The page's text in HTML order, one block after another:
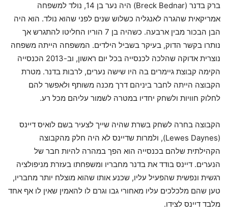
ברק בדנר (Breck Bednar) היה נער בן 14, נולד למשפחה
אמריקאית שהגרה לאנגליה כשלוש שנים לפני שהוא נולד. הוא היה
הבן הבכור מבין ארבעה. כשהיה בן 7 הוריו החליטו להתגרש אך
נותרו בקשר הדוק, בעיקר בשביל הילדים. המשפחה הייתה משפחה
נוצרית אדוקה שהלכה לכנסייה בכל יום ראשון, וב-2013 הכנסייה
הקימה קבוצת גיימרים בה היו שישה נערים, לרבות בדנר. מטרת
הקבוצה הייתה לחבר ביניהם דרך מכנה משותף ולאפשר להם
לחלוק חוויות ולשחק יחדיו במטרה לשמור עליהם מכל רע.
הקבוצה בחרה לשחק בשרת שהיה שייך לצעיר בשם לואיס דיינס
(Lewes Daynes), ולמרות שדיינס לא היה חלק מהקבוצה
הקהילתית שלהם בכנסייה הוא הפך במהרה להיות חבר של
הנערים. דיינס בודד את בדנר מחבריו ומשפחתו בעזרת מניפולציה
רגשית ונפשית שהפעיל עליו, שכנע אותו שהוא מוצלח יותר מחבריו,
טען שהם מלכלכים עליו מאחורי גבו וגרם לו להאמין שאין לו אף אחד
מלבד דיינס לצידו.